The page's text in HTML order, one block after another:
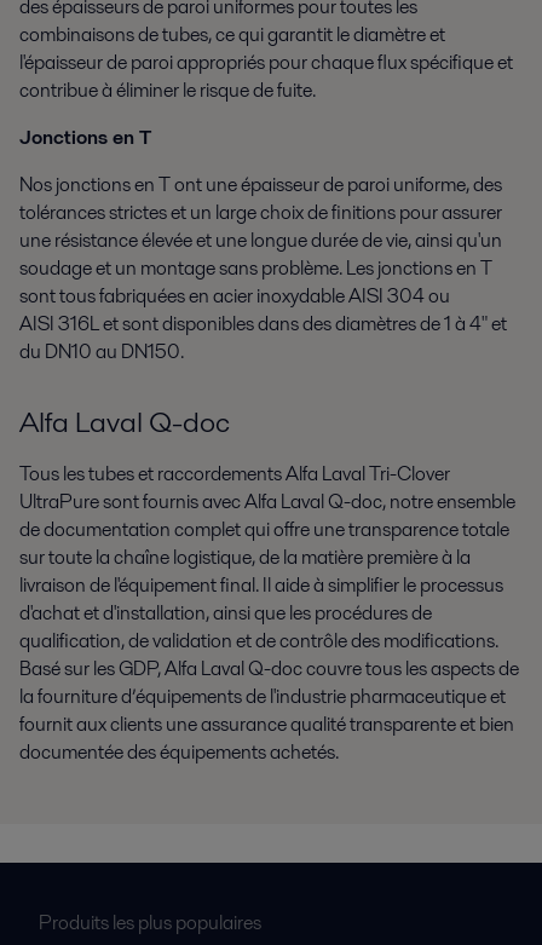
des épaisseurs de paroi uniformes pour toutes les
combinaisons de tubes, ce qui garantit le diamètre et
l'épaisseur de paroi appropriés pour chaque flux spécifique et
contribue à éliminer le risque de fuite.
Jonctions en T
Nos jonctions en T ont une épaisseur de paroi uniforme, des
tolérances strictes et un large choix de finitions pour assurer
une résistance élevée et une longue durée de vie, ainsi qu'un
soudage et un montage sans problème. Les jonctions en T
sont tous fabriquées en acier inoxydable AISI 304 ou
AISI 316L et sont disponibles dans des diamètres de 1 à 4" et
du DN10 au DN150.
Alfa Laval Q-doc
Tous les tubes et raccordements Alfa Laval Tri-Clover
UltraPure sont fournis avec Alfa Laval Q-doc, notre ensemble
de documentation complet qui offre une transparence totale
sur toute la chaîne logistique, de la matière première à la
livraison de l'équipement final. Il aide à simplifier le processus
d'achat et d'installation, ainsi que les procédures de
qualification, de validation et de contrôle des modifications.
Basé sur les GDP, Alfa Laval Q-doc couvre tous les aspects de
la fourniture d’équipements de l'industrie pharmaceutique et
fournit aux clients une assurance qualité transparente et bien
documentée des équipements achetés.
Produits les plus populaires